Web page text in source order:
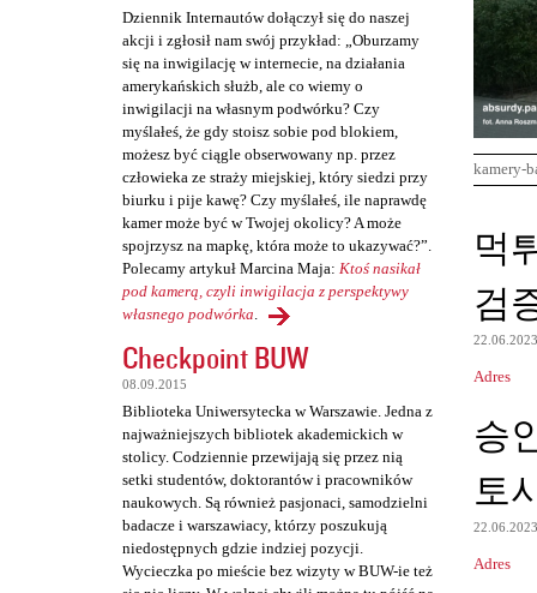
Dziennik Internautów dołączył się do naszej
akcji i zgłosił nam swój przykład: „Oburzamy
się na inwigilację w internecie, na działania
amerykańskich służb, ale co wiemy o
inwigilacji na własnym podwórku? Czy
myślałeś, że gdy stoisz sobie pod blokiem,
możesz być ciągle obserwowany np. przez
człowieka ze straży miejskiej, który siedzi przy
biurku i pije kawę? Czy myślałeś, ile naprawdę
kamer może być w Twojej okolicy? A może
spojrzysz na mapkę, która może to ukazywać?”.
Polecamy artykuł Marcina Maja: Ktoś nasikał
pod kamerą, czyli inwigilacja z perspektywy
własnego podwórka.
Checkpoint BUW
08.09.2015
Biblioteka Uniwersytecka w Warszawie. Jedna z
najważniejszych bibliotek akademickich w
stolicy. Codziennie przewijają się przez nią
setki studentów, doktorantów i pracowników
naukowych. Są również pasjonaci, samodzielni
badacze i warszawiacy, którzy poszukują
niedostępnych gdzie indziej pozycji.
Wycieczka po mieście bez wizyty w BUW-ie też
kamery-
K
o
m
e
n
a
r
z
e
먹
검
22.06.2023
Adres
승
토
22.06.2023
Adres